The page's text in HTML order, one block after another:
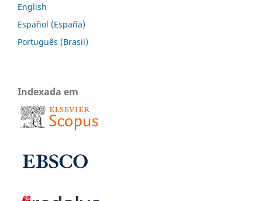
English
Español (España)
Português (Brasil)
Indexada em